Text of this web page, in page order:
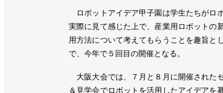
ロボットアイデア甲子園は学生たちがロ
実際に見て感じた上で、産業用ロボットの
用方法について考えてもらうことを趣旨と
で、今年で５回目の開催となる。
大阪大会では、７月と８月に開催された
＆見学会でロボットを活用したアイデアを